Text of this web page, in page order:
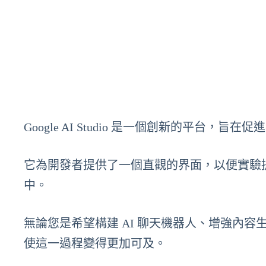
Google AI Studio 是一個創新的平台，旨在促
它為開發者提供了一個直觀的界面，以便實
中。
無論您是希望構建 AI 聊天機器人、增強內容
使這一過程變得更加可及。